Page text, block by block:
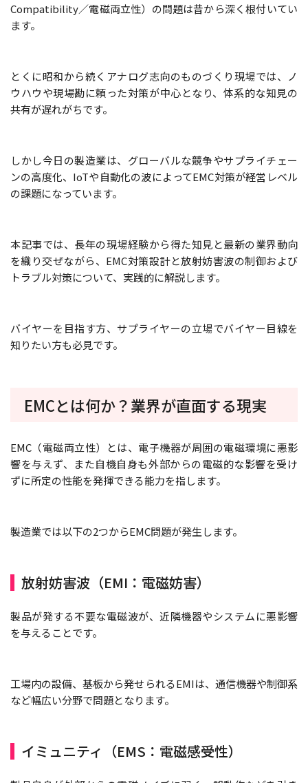
Compatibility／電磁両立性）の問題は昔から深く根付いてい
ます。
とくに昭和から続くアナログ志向のものづくり現場では、ノ
ウハウや現場勘に頼った対策が中心となり、体系的な知見の
共有が遅れがちです。
しかし今日の製造業は、グローバルな競争やサプライチェー
ンの高度化、IoTや自動化の波によってEMC対策が経営レベル
の課題になっています。
本記事では、長年の現場経験から得た知見と最新の業界動向
を織り交ぜながら、EMC対策設計と放射妨害波の制御および
トラブル対策について、実践的に解説します。
バイヤーを目指す方、サプライヤーの立場でバイヤー目線を
知りたい方も必見です。
EMCとは何か？業界が直面する現実
EMC（電磁両立性）とは、電子機器が周囲の電磁環境に悪影
響を与えず、また自機自身も外部からの電磁的な影響を受け
ずに所定の性能を発揮できる能力を指します。
製造業では以下の2つからEMC問題が発生します。
放射妨害波（EMI：電磁妨害）
製品が発する不要な電磁波が、近隣機器やシステムに悪影響
を与えることです。
工場内の設備、基板から発せられるEMIは、通信機器や制御系
など幅広い分野で問題となります。
イミュニティ（EMS：電磁感受性）